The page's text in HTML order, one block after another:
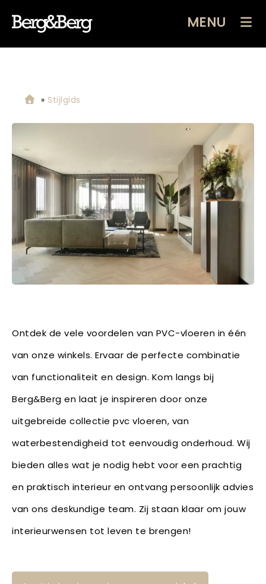
MENU
» Stijlgids
Ontdek de vele voordelen van PVC-vloeren in één
van onze winkels. Ervaar de perfecte combinatie
van functionaliteit en design. Kom langs bij
Berg&Berg en laat je inspireren door onze
uitgebreide collectie pvc vloeren, van
waterbestendigheid tot eenvoudig onderhoud. Wij
bieden alles wat je nodig hebt voor een prachtig
en praktisch interieur en ontvang persoonlijk advies
van ons deskundige team. Zij staan klaar om jouw
interieurwensen tot leven te brengen!